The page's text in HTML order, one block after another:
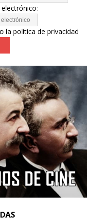
la política de privacidad